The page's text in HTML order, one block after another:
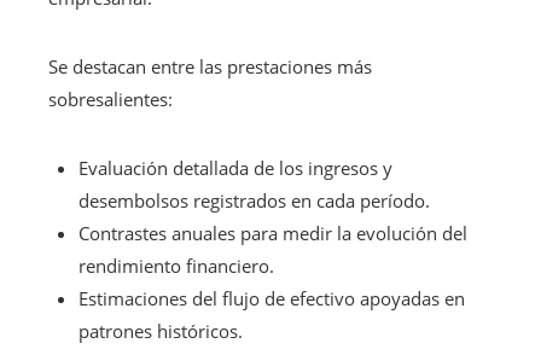
Se destacan entre las prestaciones más
sobresalientes:
Evaluación detallada de los ingresos y
desembolsos registrados en cada período.
Contrastes anuales para medir la evolución del
rendimiento financiero.
Estimaciones del flujo de efectivo apoyadas en
patrones históricos.